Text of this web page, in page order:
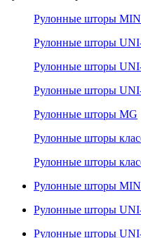
Рулонные шторы
Рулонные шторы
Рулонные шторы
Рулонные шторы
Рулонные шторы MG
Рулонные шторы
Рулонные шторы
Рулонные шторы
Рулонные шторы
Рулонные шторы